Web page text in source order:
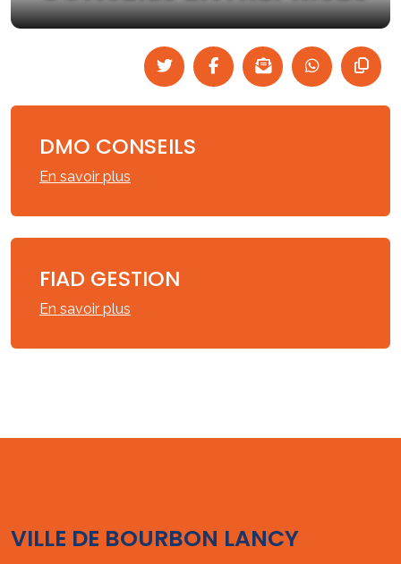
DMO CONSEILS
En savoir plus
FIAD GESTION
En savoir plus
VILLE DE BOURBON LANCY